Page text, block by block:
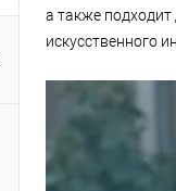
а также
искусственного